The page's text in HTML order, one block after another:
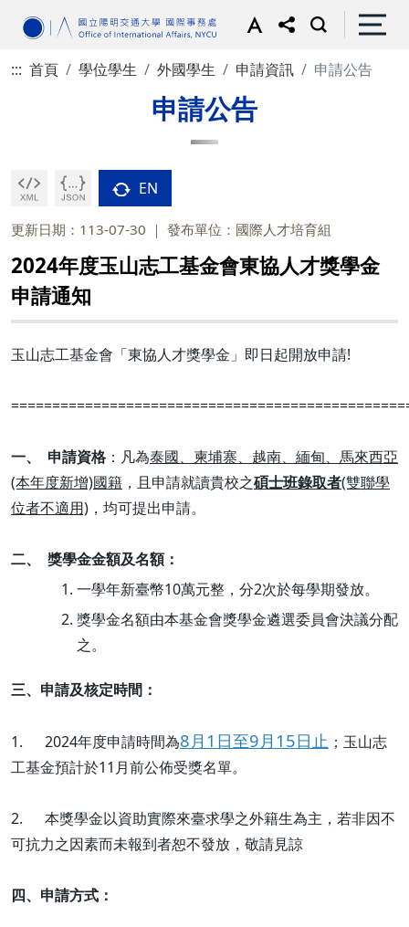
::: 首頁 學位學生 外國學生 申請資訊 申請公告
申請公告
EN
更新日期：113-07-30 發布單位：國際人才培育組
2024年度玉山志工基金會東協人才獎學金
申請通知
玉山志工基金會「東協人才獎學金」即日起開放申請!
一、 申請資格 ：凡為泰國、柬埔寨、越南、緬甸、馬來西亞
(本年度新增)國籍 ，且申請就讀貴校之碩士班錄取者(雙聯學
位者不適用) ，均可提出申請。
二、 獎學金金額及名額：
一學年新臺幣10萬元整，分2次於每學期發放。
獎學金名額由本基金會獎學金遴選委員會決議分配
之。
三、申請及核定時間：
1. 2024年度申請時間為8月1日至9月15日止 ；玉山志
工基金預計於11月前公佈受獎名單。
2. 本獎學金以資助實際來臺求學之外籍生為主，若非因不
可抗力之因素而未報到者恕不發放，敬請見諒
四、申請方式：